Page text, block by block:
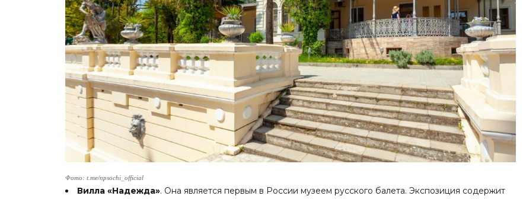
Фото: t.me/npsochi_official
Вилла «Надежда». Она является первым в России музеем русского балета. Экспозиция содержит